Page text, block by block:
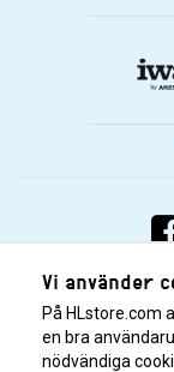
Vi använder
På HLstore.com
en bra
nödvändiga